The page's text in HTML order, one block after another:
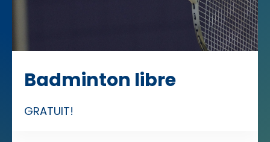
Badminton libre
GRATUIT!